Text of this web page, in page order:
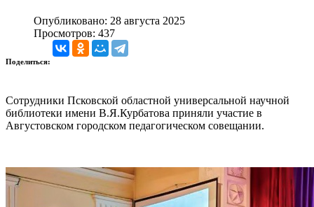
Опубликовано: 28 августа 2025
Просмотров: 437
Поделиться:
Сотрудники Псковской областной универсальной научной
библиотеки имени В.Я.Курбатова приняли участие в
Августовском городском педагогическом совещании.